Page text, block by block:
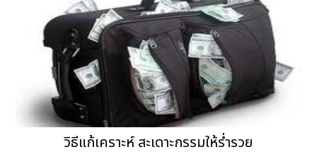
วิธีแก้เคราะห์ สะเดาะกรรมให้ร่ำรวย